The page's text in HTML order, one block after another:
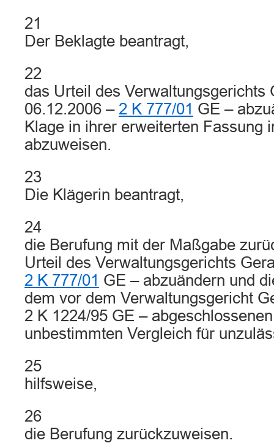
21
Der Beklagte beantragt,
22
das Urteil des Verwaltungsgerichts
06.12.2006 – 2 K 777/01 GE –
Klage in ihrer erweiterten Fassung
abzuweisen.
23
Die Klägerin beantragt,
24
die Berufung mit der Maßgabe
Urteil des Verwaltungsgerichts
2 K 777/01 GE – abzuändern und
dem vor dem Verwaltungsgericht
2 K 1224/95 GE –
unbestimmten Vergleich für
25
hilfsweise,
26
die Berufung zurückzuweisen.